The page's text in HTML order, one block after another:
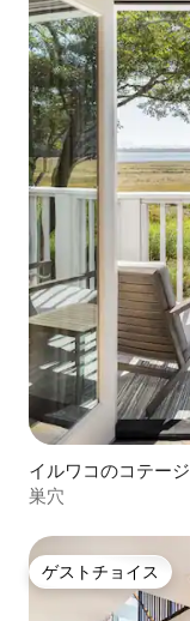
イルワコのコテージ
巣穴
ゲストチョイス
ゲストチョイス